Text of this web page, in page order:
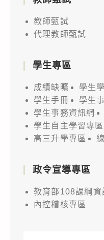
教師甄試
代理教師甄試
學生專區
成績缺曠
學生
學生手冊
學生
學生事務資訊網
學生自主學習專區
高三升學專區
政令宣導專區
教育部108課綱資
內控稽核專區